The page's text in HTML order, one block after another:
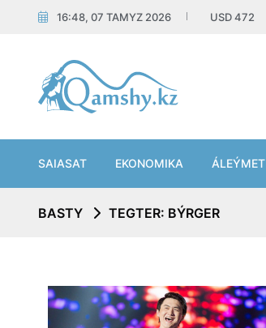
16:48, 07 TAMYZ 2026 USD472
SAIASAT EKONOMIKA ÁLEÝMET
BASTY TEGTER: BÝRGER